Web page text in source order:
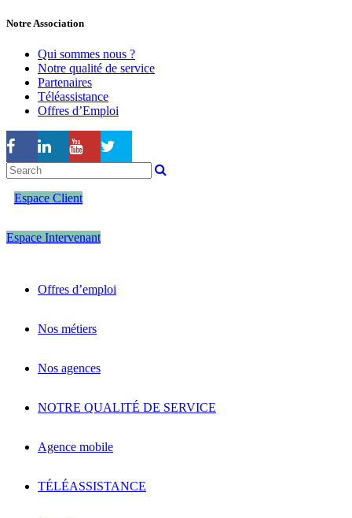
Notre Association
Qui sommes nous ?
Notre qualité de service
Partenaires
Téléassistance
Offres d’Emploi
Espace Client
Espace Intervenant
Offres d’emploi
Nos métiers
Nos agences
NOTRE QUALITÉ DE SERVICE
Agence mobile
TÉLÉASSISTANCE